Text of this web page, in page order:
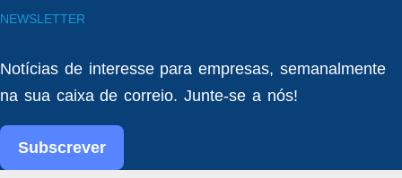
NEWSLETTER
Notícias de interesse para empresas, semanalmente
na sua caixa de correio. Junte-se a nós!
Subscrever